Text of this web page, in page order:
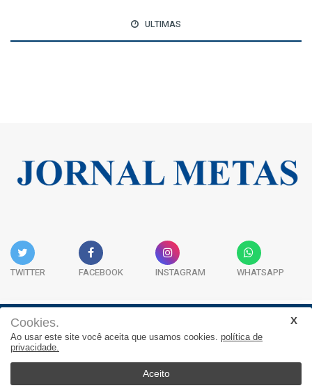
ULTIMAS
TWITTER FACEBOOK INSTAGRAM WHATSAPP
JORNAL METAS - Rua São José, 253, Sala 302, Centro
Empresarial Atitude - (47) 3332 1620
Cookies.
Ao usar este site você aceita que usamos cookies. política de
privacidade.
Aceito